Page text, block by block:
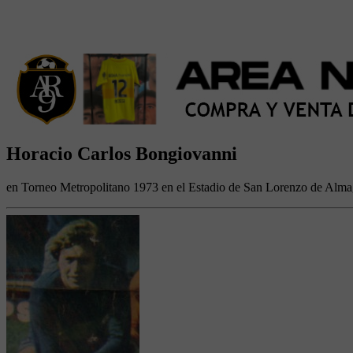
Horacio Carlos Bongiovanni
en Torneo Metropolitano 1973 en el Estadio de San Lorenzo de